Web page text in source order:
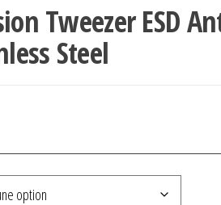
Tweezer ESD
Steel